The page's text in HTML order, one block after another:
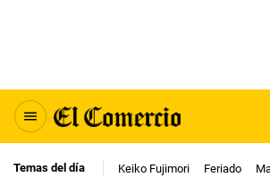
Temas del día Keiko Fujimori Feriado